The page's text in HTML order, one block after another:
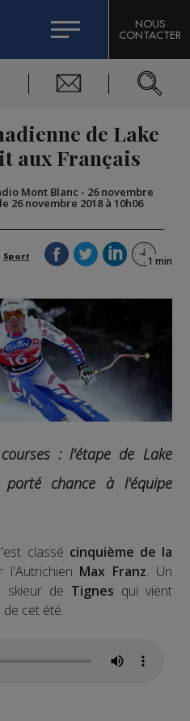
DE L'EXPERT
MACHINERY
SKIABLES
MONT-BLANC
NOUS
CONTACTER
de Lake
aux Français
Mont Blanc - 26 novembre
26 novembre 2018 à 10h06
Sport
: l'étape de Lake
chance à l'équipe
classé cinquième de la
l'Autrichien Max Franz. Un
de Tignes qui vient
cet été.